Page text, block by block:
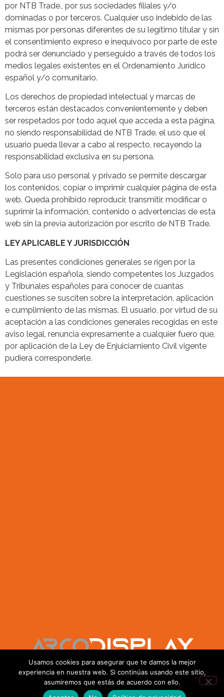
por NTB Trade., por sus sociedades filiales y/o
dominadas o por terceros. Cualquier uso indebido de las
mismas por personas diferentes de su legítimo titular y sin
el consentimiento expreso e inequívoco por parte de este
podrá ser denunciado y perseguido a través de todos los
medios legales existentes en el Ordenamiento Jurídico
español y/o comunitario.
Los derechos de propiedad intelectual y marcas de
terceros están destacados convenientemente y deben
ser respetados por todo aquel que acceda a esta página,
no siendo responsabilidad de NTB Trade. el uso que el
usuario pueda llevar a cabo al respecto, recayendo la
responsabilidad exclusiva en su persona.
Solo para uso personal y privado se permite descargar
los contenidos, copiar o imprimir cualquier página de esta
web. Queda prohibido reproducir, transmitir, modificar o
suprimir la información, contenido o advertencias de esta
web sin la previa autorización por escrito de NTB Trade.
LEY APLICABLE Y JURISDICCIÓN
Las presentes condiciones generales se rigen por la
Legislación española, siendo competentes los Juzgados
y Tribunales españoles para conocer de cuantas
cuestiones se susciten sobre la interpretación, aplicación
e cumplimiento de las mismas. El usuario, por virtud de su
aceptación a las condiciones generales recogidas en este
aviso legal, renuncia expresamente a cualquier fuero que,
por aplicación de la Ley de Enjuiciamiento Civil vigente
pudiera corresponderle.
ROLLUPS, DISPLAYS, BANNERS, BANDERAS...
Usamos cookies para asegurar que te damos la mejor
experiencia en nuestra web. Si continúas usando este sitio,
asumiremos que estás de acuerdo con ello.